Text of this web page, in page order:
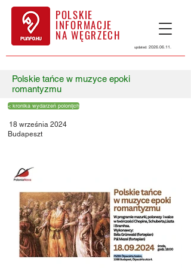
POLSKIE
INFORMACJE
NA WĘGRZECH
updated: 2026.06.11.
Polskie tańce w muzyce epoki
romantyzmu
< kronika wydarzeń polonijch
18 września 2024
Budapeszt